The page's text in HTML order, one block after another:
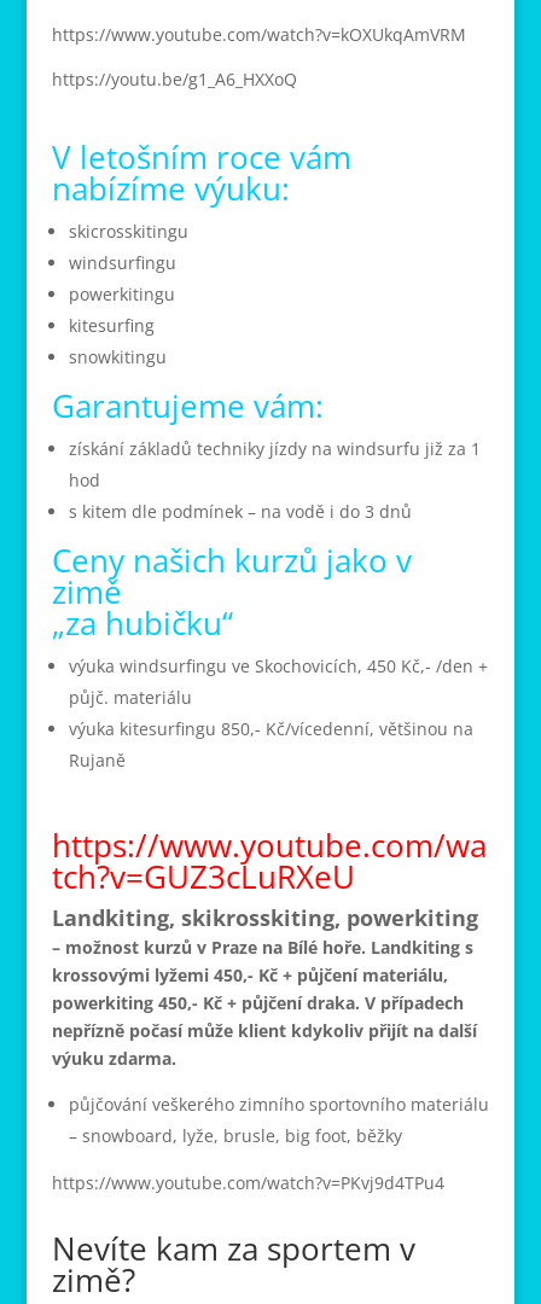
https://www.youtube.com/watch?v=kOXUkqAmVRM
https://youtu.be/g1_A6_HXXoQ
V letošním roce vám
nabízíme výuku:
skicrosskitingu
windsurfingu
powerkitingu
kitesurfing
snowkitingu
Garantujeme vám:
získání základů techniky jízdy na windsurfu již za 1
hod
s kitem dle podmínek – na vodě i do 3 dnů
Ceny našich kurzů jako v
zimě
„za hubičku“
výuka windsurfingu ve Skochovicích, 450 Kč,- /den +
půjč. materiálu
výuka kitesurfingu 850,- Kč/vícedenní, většinou na
Rujaně
https://www.youtube.com/wa
tch?v=GUZ3cLuRXeU
Landkiting, skikrosskiting, powerkiting
– možnost kurzů v Praze na Bílé hoře. Landkiting s
krossovými lyžemi 450,- Kč + půjčení materiálu,
powerkiting 450,- Kč + půjčení draka. V případech
nepřízně počasí může klient kdykoliv přijít na další
výuku zdarma.
půjčování veškerého zimního sportovního materiálu
– snowboard, lyže, brusle, big foot, běžky
https://www.youtube.com/watch?v=PKvj9d4TPu4
Nevíte kam za sportem v
zimě?